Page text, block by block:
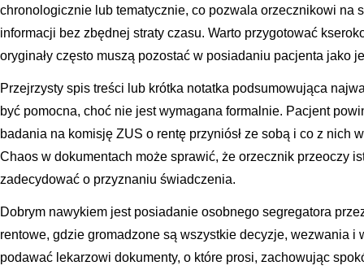
chronologicznie lub tematycznie, co pozwala orzecznikowi na
informacji bez zbędnej straty czasu. Warto przygotować
oryginały często muszą pozostać w posiadaniu pacjenta jako
Przejrzysty spis treści lub krótka notatka podsumowująca
być pomocna, choć nie jest wymagana formalnie. Pacjent
badania na komisję ZUS o rentę przyniósł ze sobą i co z nich
Chaos w dokumentach może sprawić, że orzecznik przeoczy
zadecydować o przyznaniu świadczenia.
Dobrym nawykiem jest posiadanie osobnego segregatora
rentowe, gdzie gromadzone są wszystkie decyzje, wezwania
podawać lekarzowi dokumenty, o które prosi, zachowując